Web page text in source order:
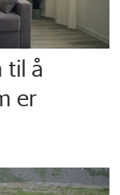
til å
er